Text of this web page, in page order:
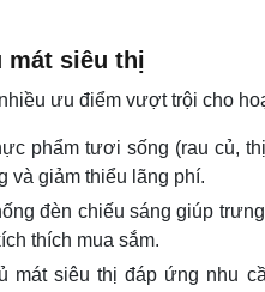
mát siêu thị
ưu điểm vượt trội cho
phẩm tươi sống (rau củ,
và giảm thiểu lãng phí.
đèn chiếu sáng giúp
thích mua sắm.
mát siêu thị đáp ứng nhu